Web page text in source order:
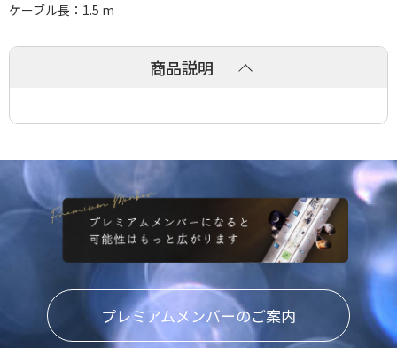
ケーブル長：1.5 m
商品説明
プレミアムメンバーのご案内